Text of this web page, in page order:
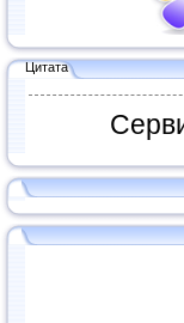
Цитата